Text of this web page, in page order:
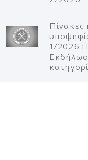
Πίνακες
1/2026